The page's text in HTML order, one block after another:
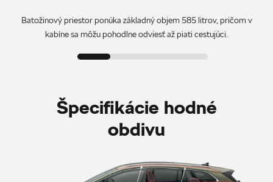
Batožinový priestor ponúka základný objem 585 litrov, pričom v
kabíne sa môžu pohodlne odviesť až piati cestujúci.
Špecifikácie hodné
obdivu